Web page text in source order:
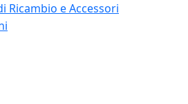
Ricambio e Accessori